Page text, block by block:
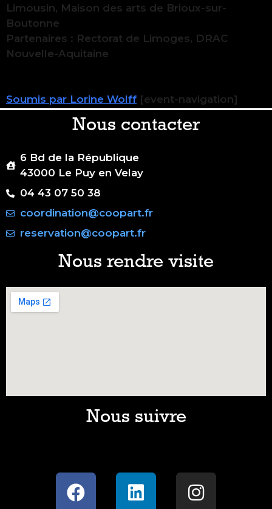
Limousin, Maison des arts de Brioux-sur-
Boutonne
Partenaires : Rectorat de Limoges, DRAC
Nouvelle-Aquitaine
Soumis par Lorine Wolff [event-navigation]
Nous contacter
6 Bd de la République
43000 Le Puy en Velay
04 43 07 50 38
coordination@coopart.fr
reservation@coopart.fr
Nous rendre visite
Nous suivre